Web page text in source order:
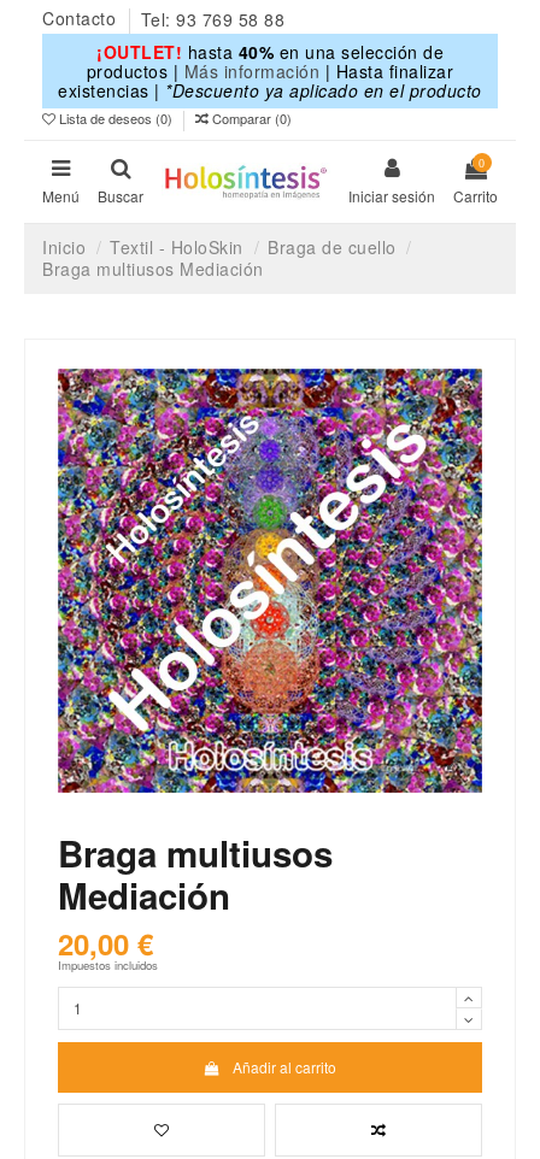
Contacto
Tel: 93 769 58 88
¡OUTLET! hasta 40% en una selección de
productos | Más información | Hasta finalizar
existencias | *Descuento ya aplicado en el producto
Lista de deseos (0) Comparar (0)
Menú Buscar Iniciar sesión
0
Carrito
Inicio Textil - HoloSkin
Braga de cuello
Braga multiusos Mediación
Braga multiusos
Mediación
20,00 €
Impuestos incluidos
Añadir al carrito